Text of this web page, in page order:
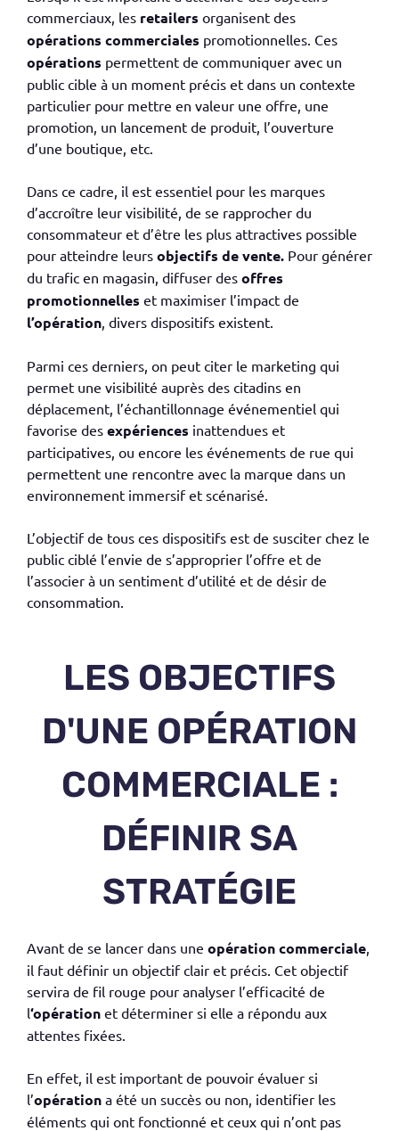
commerciaux, les retailers organisent des
opérations commerciales promotionnelles. Ces
opérations permettent de communiquer avec un
public cible à un moment précis et dans un contexte
particulier pour mettre en valeur une offre, une
promotion, un lancement de produit, l’ouverture
d’une boutique, etc.
Dans ce cadre, il est essentiel pour les marques
d’accroître leur visibilité, de se rapprocher du
consommateur et d’être les plus attractives possible
pour atteindre leurs objectifs de vente. Pour générer
du trafic en magasin, diffuser des offres
promotionnelles et maximiser l’impact de
l’opération, divers dispositifs existent.
Parmi ces derniers, on peut citer le marketing qui
permet une visibilité auprès des citadins en
déplacement, l’échantillonnage événementiel qui
favorise des expériences inattendues et
participatives, ou encore les événements de rue qui
permettent une rencontre avec la marque dans un
environnement immersif et scénarisé.
L’objectif de tous ces dispositifs est de susciter chez le
public ciblé l’envie de s’approprier l’offre et de
l’associer à un sentiment d’utilité et de désir de
consommation.
LES OBJECTIFS
D'UNE OPÉRATION
COMMERCIALE :
DÉFINIR SA
STRATÉGIE
Avant de se lancer dans une opération commerciale,
il faut définir un objectif clair et précis. Cet objectif
servira de fil rouge pour analyser l’efficacité de
l‘opération et déterminer si elle a répondu aux
attentes fixées.
En effet, il est important de pouvoir évaluer si
l’opération a été un succès ou non, identifier les
éléments qui ont fonctionné et ceux qui n’ont pas